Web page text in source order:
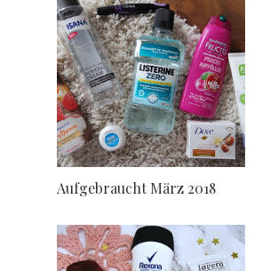
Aufgebraucht März 2018